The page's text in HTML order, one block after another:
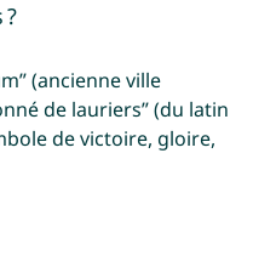
(ancienne ville
de lauriers” (du latin
de victoire, gloire,